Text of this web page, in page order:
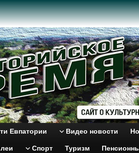
Евпатории Видео новости
Спорт Туризм